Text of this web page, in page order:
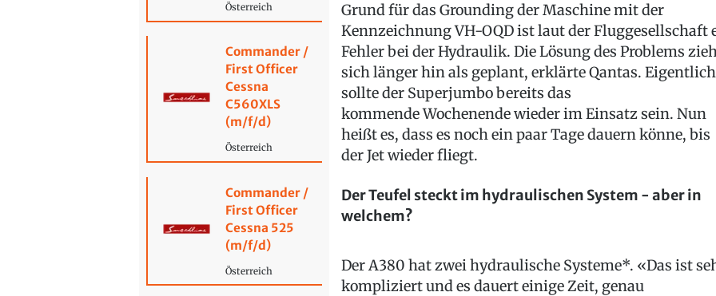
Österreich
Commander /
First Officer
Cessna
C560XLS
(m/f/d)
Österreich
Commander /
First Officer
Cessna 525
(m/f/d)
Österreich
Grund für das Grounding der Maschine mit der
Kennzeichnung VH-OQD ist laut der Fluggesellschaft
Fehler bei der Hydraulik. Die Lösung des Problems
sich länger hin als geplant, erklärte Qantas. Eigentlich
sollte der Superjumbo bereits das
kommende Wochenende wieder im Einsatz sein. Nun
heißt es, dass es noch ein paar Tage dauern könne, bis
der Jet wieder fliegt.
Der Teufel steckt im hydraulischen System - aber in
welchem?
Der A380 hat zwei hydraulische Systeme*. «Das ist
kompliziert und es dauert einige Zeit, genau